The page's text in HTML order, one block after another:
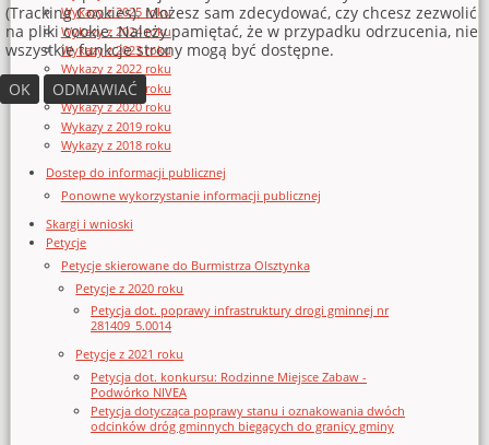
Wykazy z 2025 roku
Wykazy z 2024 roku
Wykazy z 2023 roku
Wykazy z 2022 roku
Wykazy z 2021 roku
Wykazy z 2020 roku
Wykazy z 2019 roku
Wykazy z 2018 roku
Dostęp do informacji publicznej
Ponowne wykorzystanie informacji publicznej
Skargi i wnioski
Petycje
Petycje skierowane do Burmistrza Olsztynka
Petycje z 2020 roku
Petycja dot. poprawy infrastruktury drogi gminnej nr
281409_5.0014
Petycje z 2021 roku
Petycja dot. konkursu: Rodzinne Miejsce Zabaw -
Podwórko NIVEA
Petycja dotycząca poprawy stanu i oznakowania dwóch
odcinków dróg gminnych biegących do granicy gminy
(Tracking Cookies). Możesz sam zdecydować, czy chcesz zezwolić
na pliki cookie. Należy pamiętać, że w przypadku odrzucenia, nie
wszystkie funkcje strony mogą być dostępne.
OK
ODMAWIAĆ